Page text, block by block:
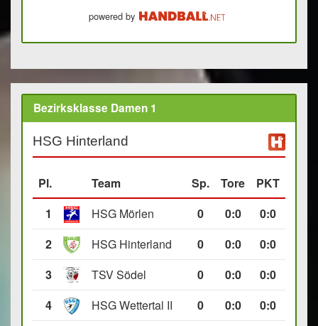
powered by
Bezirksklasse Damen 1
HSG Hinterland
Pl. Team Sp. Tore
PKT
1
HSG Mörlen 0 0:0
0:0
2
HSG Hinterland 0 0:0
0:0
3
TSV Södel 0 0:0
0:0
4
HSG Wettertal II 0 0:0
0:0